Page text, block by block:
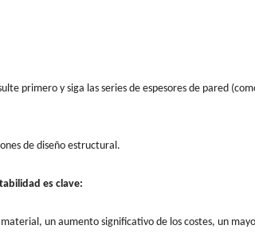
primero y siga las series de espesores de pared
de diseño estructural.
es clave:
un aumento significativo de los costes, un